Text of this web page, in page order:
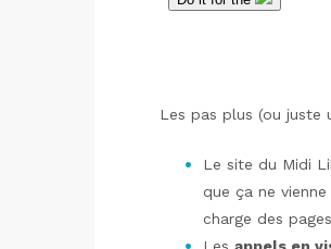
Les pas plus (ou juste
Le site du Midi
que ça ne
charge des
Les appels en